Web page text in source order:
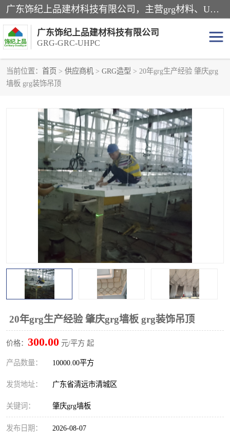
广东饰纪上品建材科技有限公司，主营grg材料、UHPC板、grc构件、uhpc幕墙板、grg厂家、grc厂家、uhpc厂家、GRG吊顶、grg石膏板、grg构件、外墙grc线条、grg造型、grg材料定制，uhpc高性能混凝土，uhpc构件，uhpc镂空挂板，grg材料生产厂家，广东grg厂家，广东grc厂家，联系方式*，2万平厂房，如果您对我公司的产品服务感兴趣，请联系我们。
广东饰纪上品建材科技有限公司
GRG-GRC-UHPC
当前位置： 首页 > 供应商机 > GRG造型 > 20年grg生产经验 肇庆grg
墙板 grg装饰吊顶
20年grg生产经验 肇庆grg墙板 grg装饰吊顶
价格： 300.00 元/平方 起
产品数量： 10000.00平方
发货地址： 广东省清远市清城区
关键词： 肇庆grg墙板
发布日期： 2026-08-07
GRG构件
UHPC构件 发泡陶瓷装饰构件
GRG造型 GRC厂家
GRG吊顶 GRG材料生产厂家
UHPC幕墙板 GRC树池坐凳
UHPC树池坐凳